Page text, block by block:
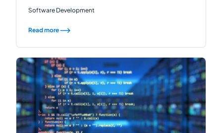
Software Development
Read more